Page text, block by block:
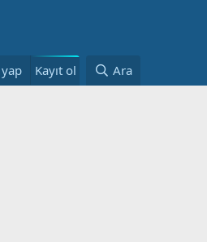
Kayıt ol Ara